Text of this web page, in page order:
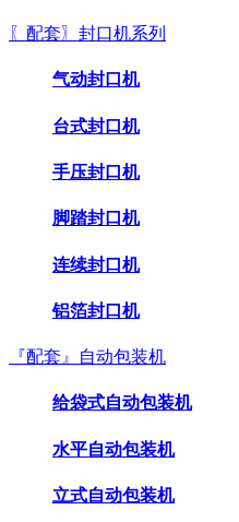
〖配套〗封口机系列
气动封口机
台式封口机
手压封口机
脚踏封口机
连续封口机
铝箔封口机
『配套』自动包装机
给袋式自动包装机
水平自动包装机
立式自动包装机